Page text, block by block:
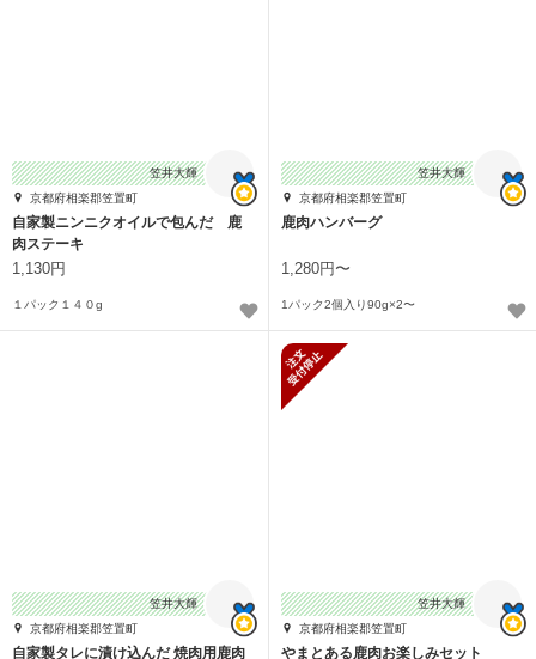
笠井大輝
京都府相楽郡笠置町
自家製ニンニクオイルで包んだ 鹿
肉ステーキ
1,130円
１パック１４０g
笠井大輝
京都府相楽郡笠置町
鹿肉ハンバーグ
1,280円〜
1パック2個入り90g×2〜
笠井大輝
京都府相楽郡笠置町
自家製タレに漬け込んだ 焼肉用鹿肉
笠井大輝
京都府相楽郡笠置町
やまとある鹿肉お楽しみセット